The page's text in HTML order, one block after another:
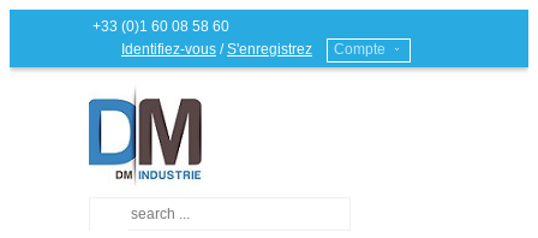
+33 (0)1 60 08 58 60
Identifiez-vous /S'enregistrez Compte